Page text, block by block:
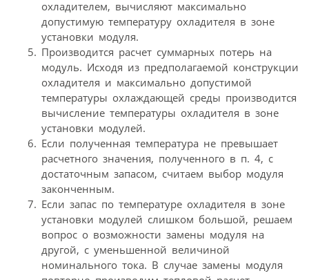
охладителем, вычисляют максимально
допустимую температуру охладителя в зоне
установки модуля.
Производится расчет суммарных потерь на
модуль. Исходя из предполагаемой конструкции
охладителя и максимально допустимой
температуры охлаждающей среды производится
вычисление температуры охладителя в зоне
установки модулей.
Если полученная температура не превышает
расчетного значения, полученного в п. 4, с
достаточным запасом, считаем выбор модуля
законченным.
Если запас по температуре охладителя в зоне
установки модулей слишком большой, решаем
вопрос о возможности замены модуля на
другой, с уменьшенной величиной
номинального тока. В случае замены модуля